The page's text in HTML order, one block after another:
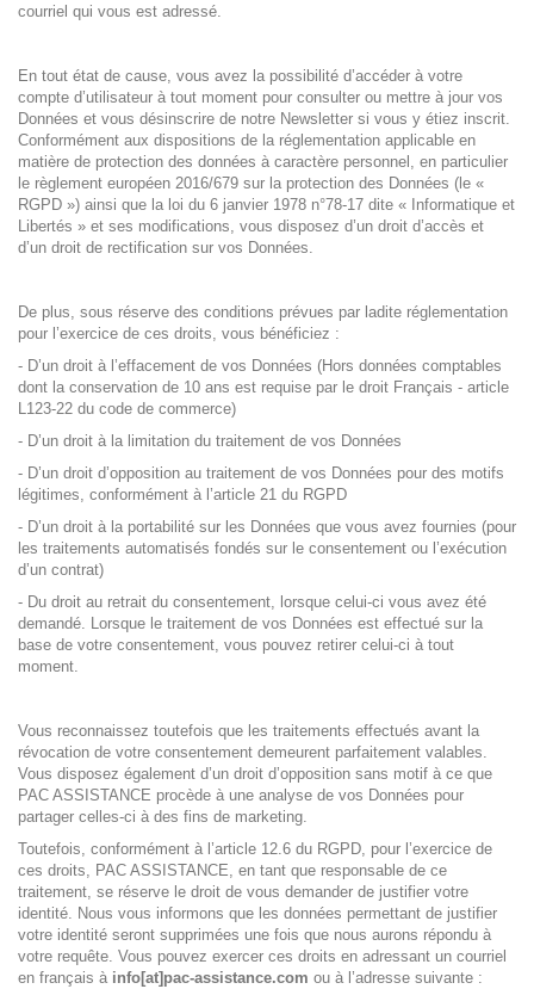
courriel qui vous est adressé.
En tout état de cause, vous avez la possibilité d’accéder à votre
compte d’utilisateur à tout moment pour consulter ou mettre à jour vos
Données et vous désinscrire de notre Newsletter si vous y étiez inscrit.
Conformément aux dispositions de la réglementation applicable en
matière de protection des données à caractère personnel, en particulier
le règlement européen 2016/679 sur la protection des Données (le «
RGPD ») ainsi que la loi du 6 janvier 1978 n°78-17 dite « Informatique et
Libertés » et ses modifications, vous disposez d’un droit d’accès et
d’un droit de rectification sur vos Données.
De plus, sous réserve des conditions prévues par ladite réglementation
pour l’exercice de ces droits, vous bénéficiez :
- D’un droit à l’effacement de vos Données (Hors données comptables
dont la conservation de 10 ans est requise par le droit Français - article
L123-22 du code de commerce)
- D’un droit à la limitation du traitement de vos Données
- D’un droit d’opposition au traitement de vos Données pour des motifs
légitimes, conformément à l’article 21 du RGPD
- D’un droit à la portabilité sur les Données que vous avez fournies (pour
les traitements automatisés fondés sur le consentement ou l’exécution
d’un contrat)
- Du droit au retrait du consentement, lorsque celui-ci vous avez été
demandé. Lorsque le traitement de vos Données est effectué sur la
base de votre consentement, vous pouvez retirer celui-ci à tout
moment.
Vous reconnaissez toutefois que les traitements effectués avant la
révocation de votre consentement demeurent parfaitement valables.
Vous disposez également d’un droit d’opposition sans motif à ce que
PAC ASSISTANCE procède à une analyse de vos Données pour
partager celles-ci à des fins de marketing.
Toutefois, conformément à l’article 12.6 du RGPD, pour l’exercice de
ces droits, PAC ASSISTANCE, en tant que responsable de ce
traitement, se réserve le droit de vous demander de justifier votre
identité. Nous vous informons que les données permettant de justifier
votre identité seront supprimées une fois que nous aurons répondu à
votre requête. Vous pouvez exercer ces droits en adressant un courriel
en français à info[at]pac-assistance.com ou à l’adresse suivante :